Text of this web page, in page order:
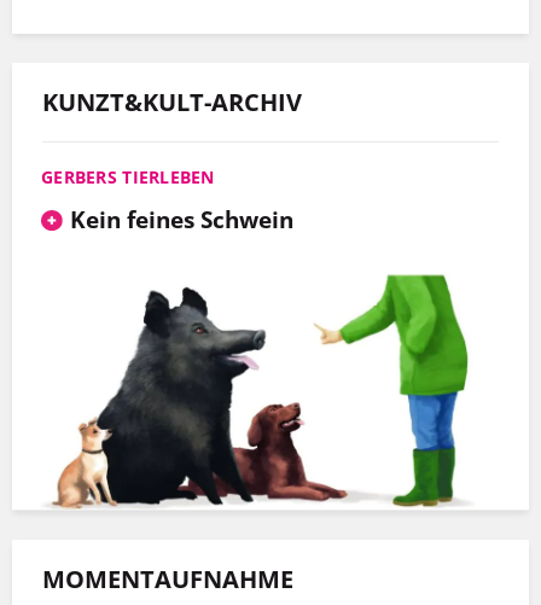
KUNZT&KULT-ARCHIV
GERBERS TIERLEBEN
Kein feines Schwein
MOMENTAUFNAHME